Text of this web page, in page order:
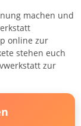
machen und
online zur
stehen euch
zur